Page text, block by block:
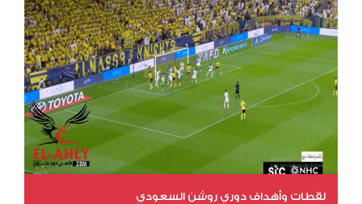
لقطات وأهداف دوري روشن السعودي